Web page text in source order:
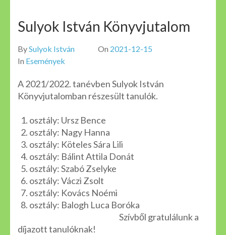
Sulyok István Könyvjutalom
BySulyok István On 2021-12-15
In Események
A 2021/2022. tanévben Sulyok István
Könyvjutalomban részesült tanulók.
1. osztály: Ursz Bence
2. osztály: Nagy Hanna
3. osztály: Köteles Sára Lili
4. osztály: Bálint Attila Donát
5. osztály: Szabó Zselyke
6. osztály: Váczi Zsolt
7. osztály: Kovács Noémi
8. osztály: Balogh Luca Boróka
Szívből gratulálunk a
díjazott tanulóknak!